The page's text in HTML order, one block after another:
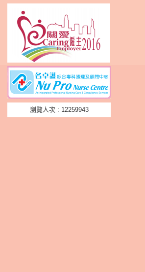
瀏覽人次 : 12259943